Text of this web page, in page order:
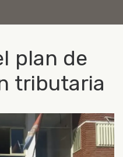
plan de
tributaria